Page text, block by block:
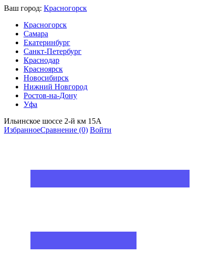
Ваш город: Красногорск
Красногорск
Самара
Екатеринбург
Санкт-Петербург
Краснодар
Красноярск
Новосибирск
Нижний Новгород
Ростов-на-Дону
Уфа
Ильинское шоссе 2-й км 15А
ИзбранноеСравнение (0) Войти